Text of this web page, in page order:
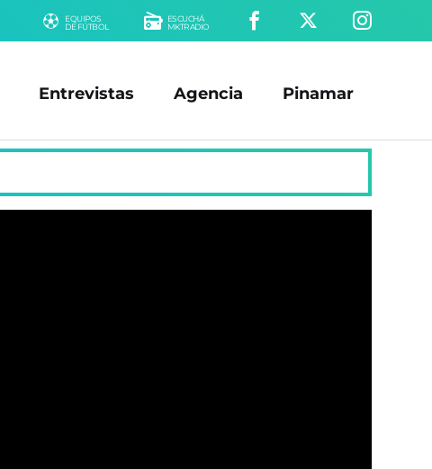
EQUIPOS
DE FÚTBOL
ESCUCHÁ
MKTRADIO
Entrevistas Agencia Pinamar